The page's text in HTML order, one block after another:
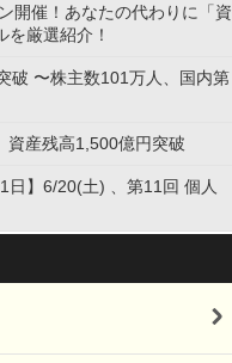
開催！あなたの代わりに「資
厳選紹介！
破 〜株主数101万人、国内第
資産残高1,500億円突破
日】6/20(土) 、第11回 個人